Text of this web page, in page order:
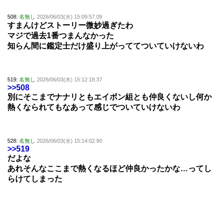
508: 名無し 2026/06/03(水) 15:09:57.09
すまんけどストーリー微妙過ぎたわ
マジで過去1番つまんなかった
知らん間に鑑定士だけ盛り上がっててついていけないわ
519: 名無し 2026/06/03(水) 15:12:18.37
>>508
別にそこまでナナリともエイボン組とも仲良くないし何か
熱くなられてもなあって感じでついていけないわ
528: 名無し 2026/06/03(水) 15:14:02.90
>>519
だよな
あれそんなここまで熱くなるほど仲良かったかな…ってし
らけてしまった